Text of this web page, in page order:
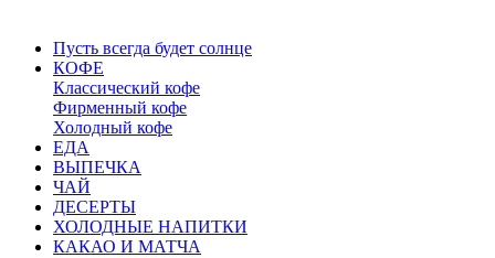
Пусть всегда будет солнце
КОФЕ
Классический кофе
Фирменный кофе
Холодный кофе
ЕДА
ВЫПЕЧКА
ЧАЙ
ДЕСЕРТЫ
ХОЛОДНЫЕ НАПИТКИ
КАКАО И МАТЧА